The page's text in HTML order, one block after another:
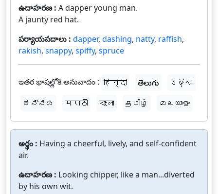
ఉదాహరణ : A dapper young man.
A jaunty red hat.
పర్యాయపదాలు : dapper, dashing, natty, raffish,
rakish, snappy, spiffy, spruce
ఇతర భాషల్లోకి అనువాదం : हिन्दी తెలుగు
ଓଡ଼ିଆ
ಕನ್ನಡ
मराठी বাংলা தமிழ் മലയാളം
అర్థం : Having a cheerful, lively, and self-confident
air.
ఉదాహరణ : Looking chipper, like a man...diverted
by his own wit.